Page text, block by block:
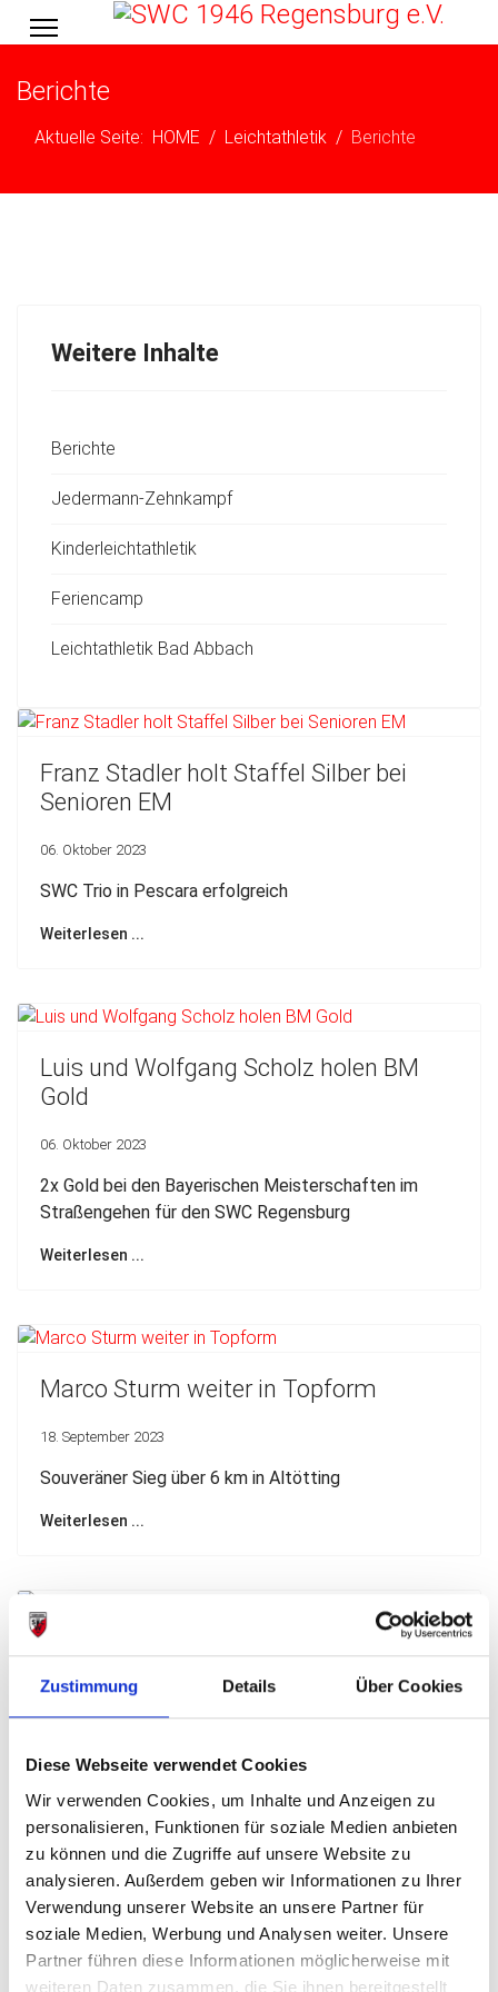
Zustimmung Details Über Cookies
Diese Webseite verwendet Cookies
Wir verwenden Cookies, um Inhalte und Anzeigen zu
personalisieren, Funktionen für soziale Medien anbieten
zu können und die Zugriffe auf unsere Website zu
analysieren. Außerdem geben wir Informationen zu Ihrer
Verwendung unserer Website an unsere Partner für
soziale Medien, Werbung und Analysen weiter. Unsere
Partner führen diese Informationen möglicherweise mit
weiteren Daten zusammen, die Sie ihnen bereitgestellt
Berichte
Aktuelle Seite: HOME Leichtathletik Berichte
Weitere Inhalte
Berichte
Jedermann-Zehnkampf
Kinderleichtathletik
Feriencamp
Leichtathletik Bad Abbach
Franz Stadler holt Staffel Silber bei
Senioren EM
06. Oktober 2023
SWC Trio in Pescara erfolgreich
Weiterlesen ...
Luis und Wolfgang Scholz holen BM
Gold
06. Oktober 2023
2x Gold bei den Bayerischen Meisterschaften im
Straßengehen für den SWC Regensburg
Weiterlesen ...
Marco Sturm weiter in Topform
18. September 2023
Souveräner Sieg über 6 km in Altötting
Weiterlesen ...
SWC Miniaufgebot glänzt in
Burglengenfeld
Vanessa Tuma, Vincent Hüttner und Leo Roidl
Kreismeister
SWC Senioren holen 6 Nordbayern Titel